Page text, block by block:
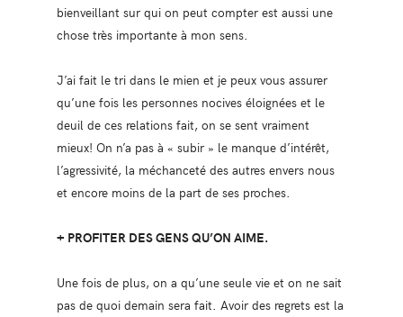
bienveillant sur qui on peut compter est aussi une
chose très importante à mon sens.
J’ai fait le tri dans le mien et je peux vous assurer
qu’une fois les personnes nocives éloignées et le
deuil de ces relations fait, on se sent vraiment
mieux! On n’a pas à « subir » le manque d’intérêt,
l’agressivité, la méchanceté des autres envers nous
et encore moins de la part de ses proches.
+ PROFITER DES GENS QU’ON AIME.
Une fois de plus, on a qu’une seule vie et on ne sait
pas de quoi demain sera fait. Avoir des regrets est la